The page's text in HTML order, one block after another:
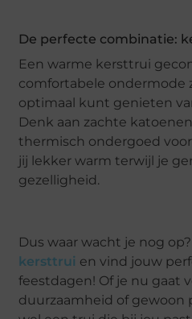
De perfecte combinatie:
Een warme kersttrui
comfortabele ondermode
optimaal kunt genieten
Denk aan zachte
thermisch ondergoed
jij lekker warm terwijl je
gezelligheid.
Dus waar wacht je nog
kersttrui en vind jouw
feestdagen! Of je nu gaat
duurzaamheid of gewoon